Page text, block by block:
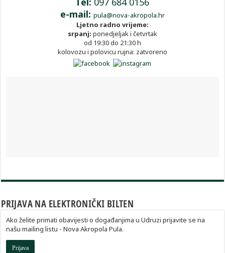
e-mail: pula@nova-akropola.hr
Ljetno radno vrijeme:
srpanj: ponedjeljak i četvrtak
od 19:30 do 21:30 h
kolovozu i polovicu rujna: zatvoreno
PRIJAVA NA ELEKTRONIČKI BILTEN
Ako želite primati obavijesti o događanjima u Udruzi prijavite se na
našu mailing listu - Nova Akropola Pula.
Prijava